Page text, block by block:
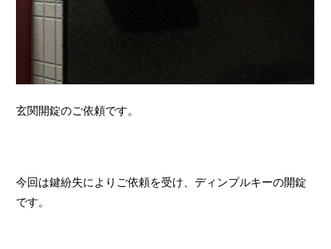
玄関開錠のご依頼です。
今回は鍵紛失によりご依頼を受け、ディンプルキーの開錠
です。